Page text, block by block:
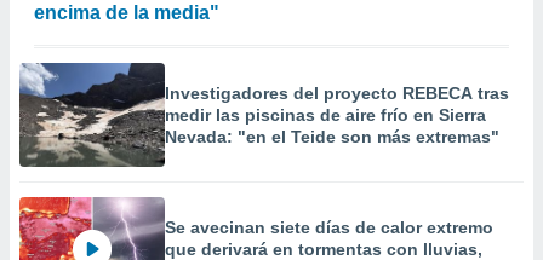
encima de la media"
Investigadores del proyecto REBECA tras
medir las piscinas de aire frío en Sierra
Nevada: "en el Teide son más extremas"
Se avecinan siete días de calor extremo
que derivará en tormentas con lluvias,